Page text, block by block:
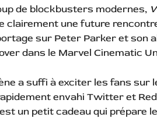
de blockbusters modernes,
clairement une future
sur Peter Parker et son
dans le Marvel Cinematic
a suffi à exciter les fans sur
envahi Twitter et
un petit cadeau qui prépare